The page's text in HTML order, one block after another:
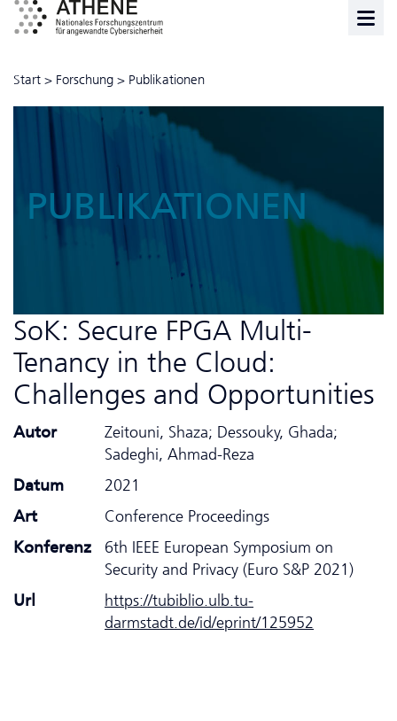
Start > Forschung > Publikationen
PUBLIKATIONEN
SoK: Secure FPGA Multi-
Tenancy in the Cloud:
Challenges and Opportunities
Autor
Zeitouni, Shaza; Dessouky, Ghada;
Sadeghi, Ahmad-Reza
Datum
2021
Art
Conference Proceedings
Konferenz
6th IEEE European Symposium on
Security and Privacy (Euro S&P 2021)
Url
https://tubiblio.ulb.tu-
darmstadt.de/id/eprint/125952